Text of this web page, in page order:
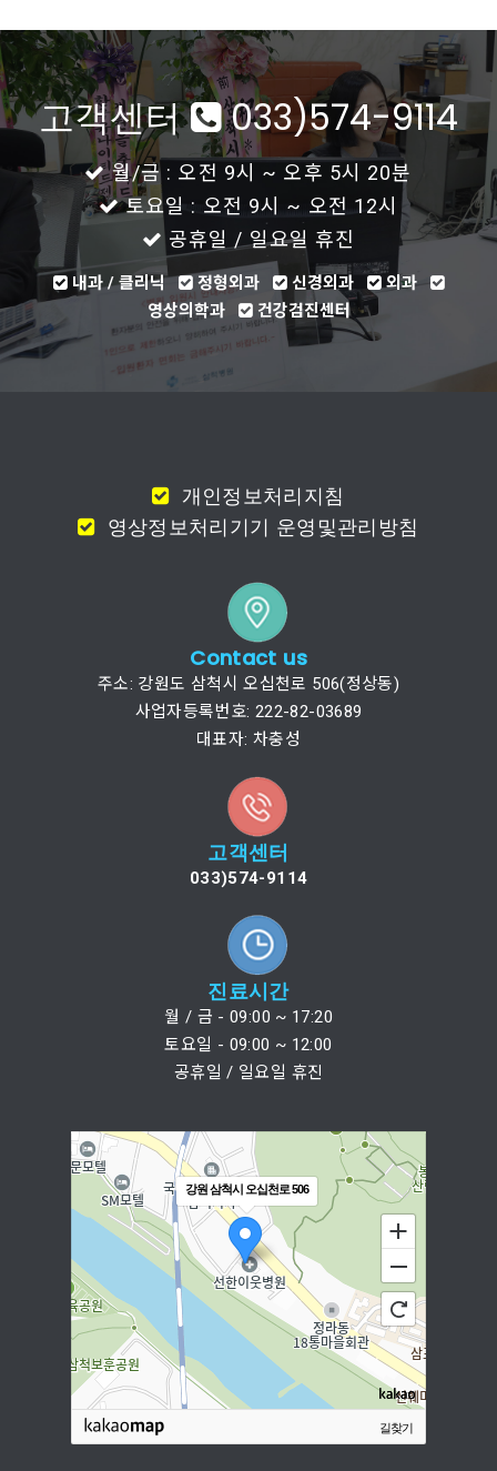
고객센터 033)574-9114
월/금 : 오전 9시 ~ 오후 5시 20분
토요일 : 오전 9시 ~ 오전 12시
공휴일 / 일요일 휴진
내과 / 클리닉 정형외과 신경외과
외과
영상의학과
건강검진센터
개인정보처리지침
영상정보처리기기 운영및관리방침
Contact us
주소: 강원도 삼척시 오십천로 506(정상동)
사업자등록번호: 222-82-03689
대표자: 차충성
고객센터
033)574-9114
진료시간
월 / 금 - 09:00 ~ 17:20
토요일 - 09:00 ~ 12:00
공휴일 / 일요일 휴진
강원 삼척시 오십천로 506
길찾기